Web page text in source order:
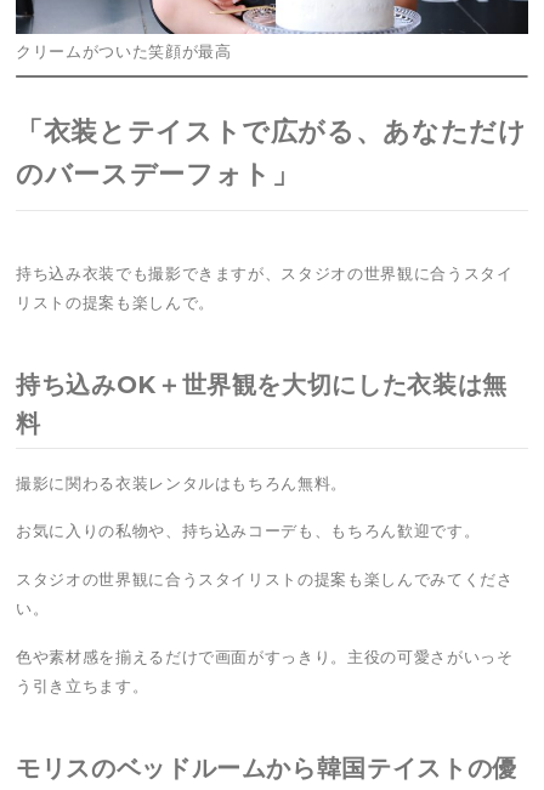
クリームがついた笑顔が最高
「衣装とテイストで広がる、あなただけ
のバースデーフォト」
持ち込み衣装でも撮影できますが、スタジオの世界観に合うスタイ
リストの提案も楽しんで。
持ち込みOK＋世界観を大切にした衣装は無
料
撮影に関わる衣装レンタルはもちろん無料。
お気に入りの私物や、持ち込みコーデも、もちろん歓迎です。
スタジオの世界観に合うスタイリストの提案も楽しんでみてくださ
い。
色や素材感を揃えるだけで画面がすっきり。主役の可愛さがいっそ
う引き立ちます。
モリスのベッドルームから韓国テイストの優